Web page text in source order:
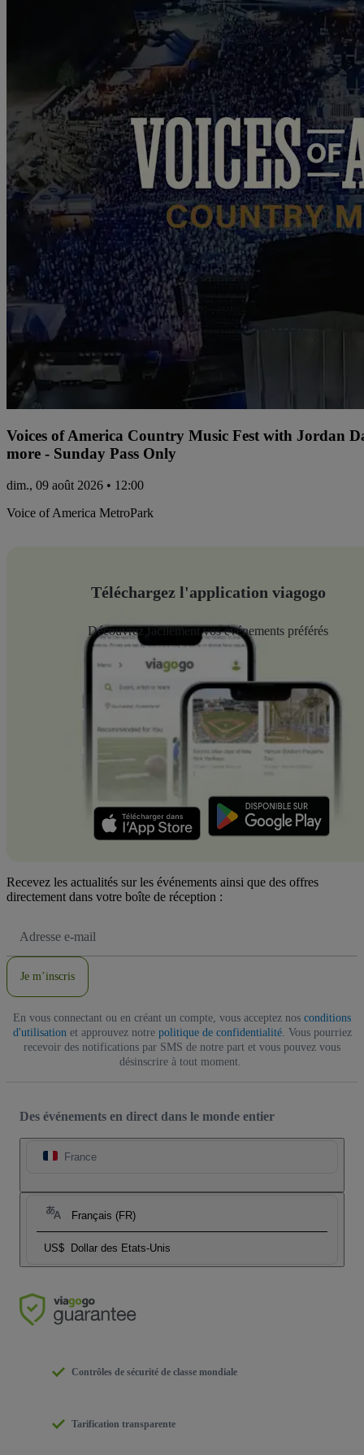
Voices of America Country Music Fest with Jordan
more - Sunday Pass Only
dim., 09 août 2026 • 12:00
Voice of America MetroPark
Téléchargez l'application viagogo
Découvrez facilement vos événements préférés
Recevez les actualités sur les événements ainsi que des offres
directement dans votre boîte de réception :
e-
Je m’inscris
En vous connectant ou en créant un compte, vous acceptez nos conditions
d'utilisationet approuvez notre politique de confidentialité. Vous pourriez
recevoir des notifications par SMS de notre part et vous pouvez vous
désinscrire à tout moment.
Des événements en direct dans le monde entier
France
Français (FR)
US$ Dollar des Etats-Unis
Contrôles de sécurité de classe mondiale
Tarification transparente